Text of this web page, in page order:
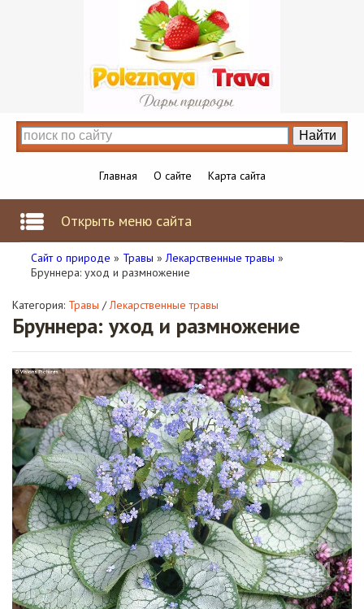
Главная О сайте Карта сайта
Открыть меню сайта
Сайт о природе » Травы »Лекарственные травы »
Бруннера: уход и размножение
Категория: Травы /Лекарственные травы
Бруннера: уход и размножение